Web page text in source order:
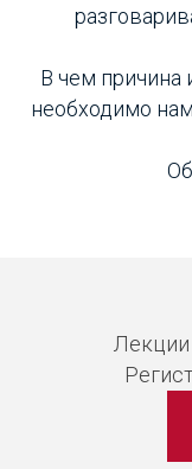
В чем причина
необходимо